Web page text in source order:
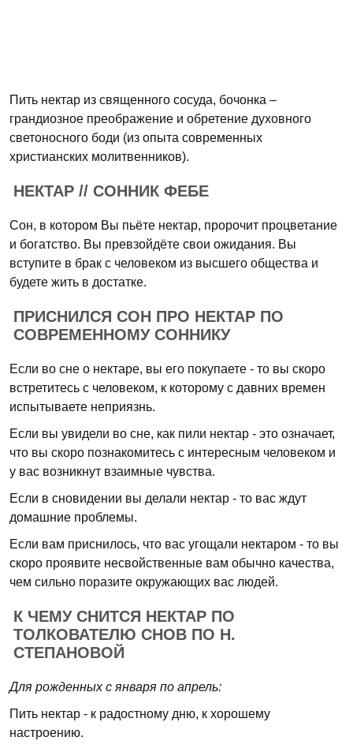
Пить нектар из священного сосуда, бочонка –
грандиозное преображение и обретение духовного
светоносного боди (из опыта современных
христианских молитвенников).
НЕКТАР // СОННИК ФЕБЕ
Сон, в котором Вы пьёте нектар, пророчит процветание
и богатство. Вы превзойдёте свои ожидания. Вы
вступите в брак с человеком из высшего общества и
будете жить в достатке.
ПРИСНИЛСЯ СОН ПРО НЕКТАР ПО
СОВРЕМЕННОМУ СОННИКУ
Если во сне о нектаре, вы его покупаете - то вы скоро
встретитесь с человеком, к которому с давних времен
испытываете неприязнь.
Если вы увидели во сне, как пили нектар - это означает,
что вы скоро познакомитесь с интересным человеком и
у вас возникнут взаимные чувства.
Если в сновидении вы делали нектар - то вас ждут
домашние проблемы.
Если вам приснилось, что вас угощали нектаром - то вы
скоро проявите несвойственные вам обычно качества,
чем сильно поразите окружающих вас людей.
К ЧЕМУ СНИТСЯ НЕКТАР ПО
ТОЛКОВАТЕЛЮ СНОВ ПО Н.
СТЕПАНОВОЙ
Для рожденных с января по апрель:
Пить нектар - к радостному дню, к хорошему
настроению.